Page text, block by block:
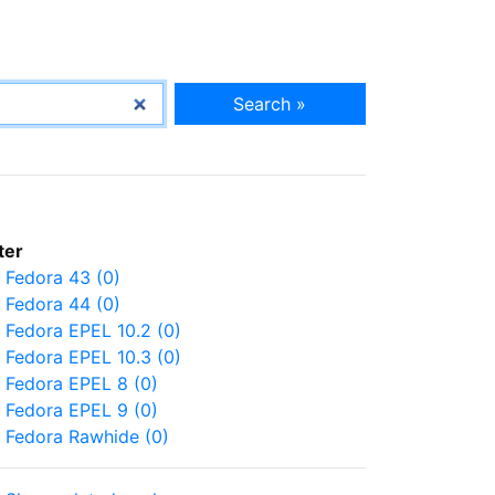
Search »
Fedora 43 (0)
Fedora 44 (0)
Fedora EPEL 10.2 (0)
Fedora EPEL 10.3 (0)
Fedora EPEL 8 (0)
Fedora EPEL 9 (0)
Fedora Rawhide (0)